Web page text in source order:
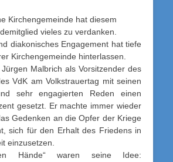
Kirchengemeinde hat diesem
vieles zu verdanken.
diakonisches Engagement hat tiefe
Kirchengemeinde hinterlassen.
Malbrich als Vorsitzender des
VdK am Volkstrauertag mit seinen
sehr engagierten Reden einen
gesetzt. Er machte immer wieder
Gedenken an die Opfer der Kriege
sich für den Erhalt des Friedens in
einzusetzen.
Hände“ waren seine Idee: